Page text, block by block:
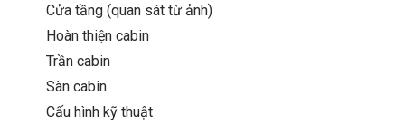
Cửa tầng (quan sát từ ảnh)
Hoàn thiện cabin
Trần cabin
Sàn cabin
Cấu hình kỹ thuật